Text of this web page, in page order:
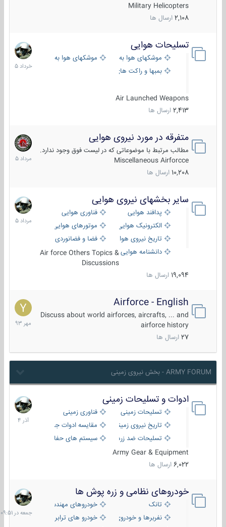
Military Helicopters
2,108 ارسال ها
تسلیحات هوایی
موشکهای هوا به هوا
موشکهای هوا به سطح
بمبها و راکت های هوایی
Air Launched Weapons
2,413 ارسال ها
30
خرداد
1405
متفرقه در مورد نیروی هوایی
مطالب مرتبط با موضوعاتی که در لیست فوق وجود ندارد.
Miscellaneous Airforcce
10,208 ارسال ها
7
مرداد
1405
سایر بخشهای نیروی هوایی
پدافند هوایی
فناوری هوایی
الکترونیک هوایی
موتورهای هوایی
تاریخ نیروی هوایی
فضا و فضانوردی
دانشنامه هواییAir force Others Topics &
Discussions
19,094 ارسال ها
2
مرداد
1405
Airforce - English
Discuss about world airforces, aircrafts, ... and
airforce history
27 ارسال ها
15
مهر
1393
ARMY FORUM - بخش نیروی زمینی
ادوات و تسلیحات زمینی
تسلیحات زمینی
فناوری زمینی
تاریخ نیروی زمینی
مقایسه ادوات جنگی
تسلیحات ضد زره
سیستم های حفاظت فعال
Army Gear & Equipment
6,022 ارسال ها
21
آذر
1404
خودروهای نظامی و زره پوش ها
تانک
خودروهای مهندسی
نفربرها و خودروی های رزمی پیاده نظام
خودرو های ترابری نظامی
جمعه
در
09:51